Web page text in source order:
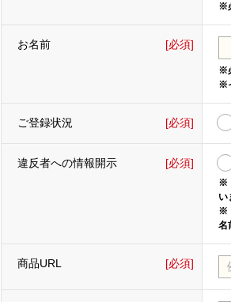
※
お名前 [必須]
※
※
ご登録状況 [必須]
違反者への情報開示 [必須]
※
い
※
名
商品URL [必須]